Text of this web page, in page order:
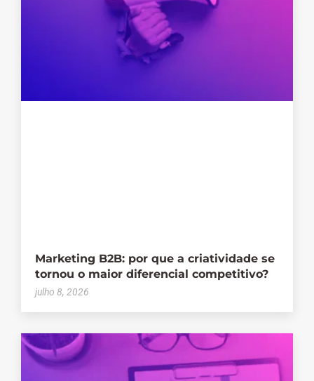
Marketing B2B: por que a criatividade se
tornou o maior diferencial competitivo?
julho 8, 2026